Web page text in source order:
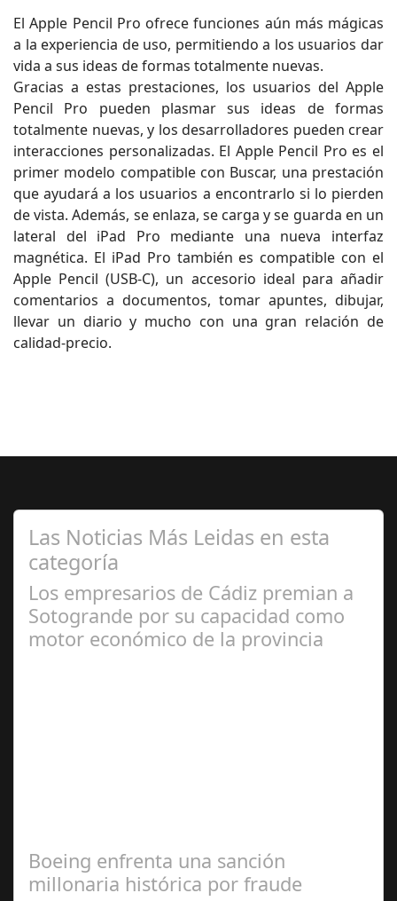
El Apple Pencil Pro ofrece funciones aún más mágicas
a la experiencia de uso, permitiendo a los usuarios dar
vida a sus ideas de formas totalmente nuevas.
Gracias a estas prestaciones, los usuarios del Apple
Pencil Pro pueden plasmar sus ideas de formas
totalmente nuevas, y los desarrolladores pueden crear
interacciones personalizadas. El Apple Pencil Pro es el
primer modelo compatible con Buscar, una prestación
que ayudará a los usuarios a encontrarlo si lo pierden
de vista. Además, se enlaza, se carga y se guarda en un
lateral del iPad Pro mediante una nueva interfaz
magnética. El iPad Pro también es compatible con el
Apple Pencil (USB-C), un accesorio ideal para añadir
comentarios a documentos, tomar apuntes, dibujar,
llevar un diario y mucho con una gran relación de
calidad-precio.
Las Noticias Más Leidas en esta
categoría
Los empresarios de Cádiz premian a
Sotogrande por su capacidad como
motor económico de la provincia
Boeing enfrenta una sanción
millonaria histórica por fraude